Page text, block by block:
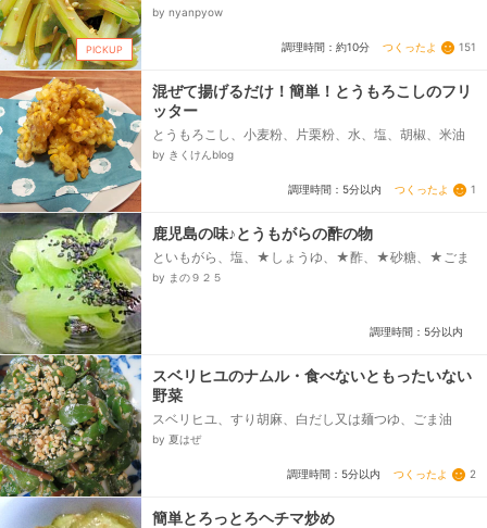
PICKUP
白ごま
by nyanpyow
調理時間：約10分 つくったよ 151
混ぜて揚げるだけ！簡単！とうもろこしのフリ
ッター
とうもろこし、小麦粉、片栗粉、水、塩、胡椒、米油
by きくけんblog
調理時間：5分以内 つくったよ 1
鹿児島の味♪とうもがらの酢の物
といもがら、塩、★しょうゆ、★酢、★砂糖、★ごま
by まの９２５
調理時間：5分以内
スベリヒユのナムル・食べないともったいない
野菜
スベリヒユ、すり胡麻、白だし又は麺つゆ、ごま油
by 夏はぜ
調理時間：5分以内 つくったよ 2
簡単とろっとろヘチマ炒め